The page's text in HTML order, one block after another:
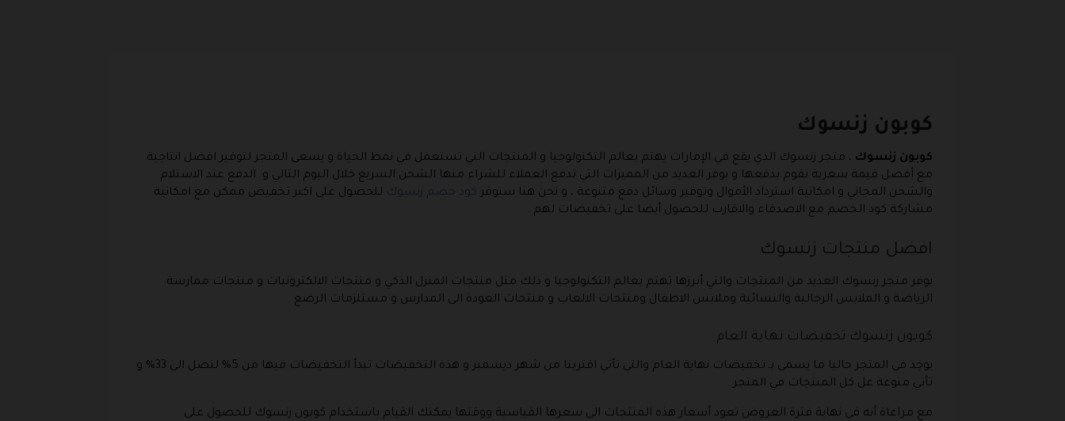
كوبون زنسوك
كوبون زنسوك ، متجر زنسوك الذي يقع في الإمارات يهتم بعالم التكنولوجيا و المنتجات التي تستعمل في نمط الحياة و يسعى المتجر لتوفير افضل انتاجية
مع أفضل قيمة سعرية تقوم بدفعها و يوفر العديد من المميزات التي تدفع العملاء للشراء منها الشحن السريع خلال اليوم التالي و الدفع عند الاستلام
والشحن المجاني و امكانية استرداد الأموال وتوفير وسائل دفع متنوعة ، و نحن هنا سنوفر كود خصم زنسوك للحصول على اكبر تخفيض ممكن مع امكانية
مشاركة كود الخصم مع الاصدقاء والاقارب للحصول أيضا على تخفيضات لهم .
افضل منتجات زنسوك
يوفر متجر زنسوك العديد من المنتجات والتي أبرزها تهتم بعالم التكنولوجيا و ذلك مثل منتجات المنزل الذكي و منتجات الالكترونيات و منتجات ممارسة
الرياضة و الملابس الرجالية والنسائية وملابس الاطفال ومنتجات الالعاب و منتجات العودة الى المدارس و مستلزمات الرضع .
كوبون زنسوك تخفيضات نهاية العام
يوجد في المتجر حاليا ما يسمى بـ تخفيضات نهاية العام والتي تأتي اقتربنا من شهر ديسمبر و هذه التخفيضات تبدأ التخفيضات فيها من 5% لتصل الى 33% و
تأتي منوعة عل كل المنتجات في المتجر .
مع مراعاة أنه في نهاية فترة العروض تعود أسعار هذه المنتجات الى سعرها القياسية ووقتها يمكنك القيام باستخدام كوبون زنسوك للحصول على